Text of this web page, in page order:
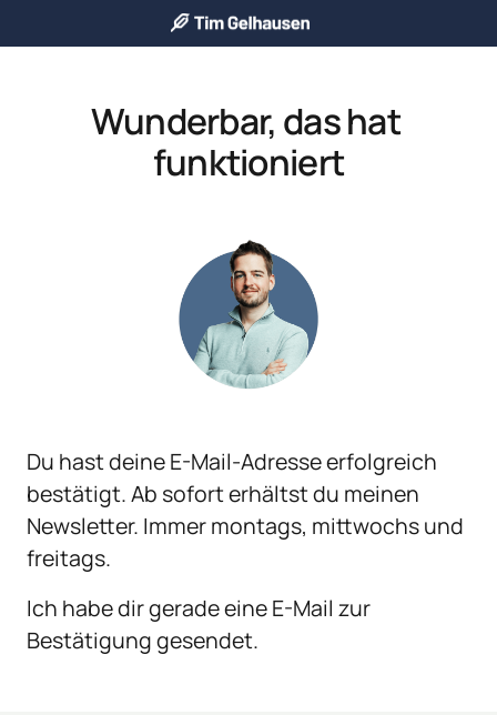
Wunderbar, das hat
funktioniert
Du hast deine E-Mail-Adresse erfolgreich
bestätigt. Ab sofort erhältst du meinen
Newsletter. Immer montags, mittwochs und
freitags.
Ich habe dir gerade eine E-Mail zur
Bestätigung gesendet.